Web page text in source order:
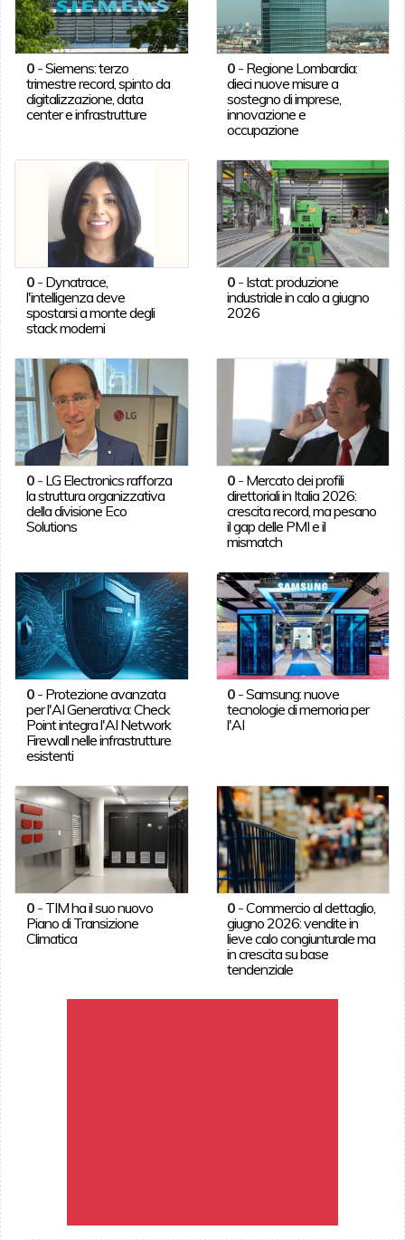
0-Siemens: terzo
trimestre record, spinto da
digitalizzazione, data
center e infrastrutture
0 - Regione Lombardia:
dieci nuove misure a
sostegno di imprese,
innovazione e
occupazione
0- Dynatrace,
l'intelligenza deve
spostarsi a monte degli
stack moderni
0 - Istat: produzione
industriale in calo a giugno
2026
0- LG Electronics rafforza
la struttura organizzativa
della divisione Eco
Solutions
0 - Mercato dei profili
direttoriali in Italia 2026:
crescita record, ma pesano
il gap delle PMI e il
mismatch
0- Protezione avanzata
per l'AI Generativa: Check
Point integra l'AI Network
Firewall nelle infrastrutture
esistenti
0 -Samsung: nuove
tecnologie di memoria per
l'AI
0- TIM ha il suo nuovo
Piano di Transizione
Climatica
0 -Commercio al dettaglio,
giugno 2026: vendite in
lieve calo congiunturale ma
in crescita su base
tendenziale